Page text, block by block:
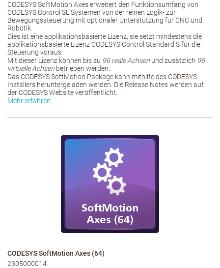
CODESYS SoftMotion Axes erweitert den Funktionsumfang von
CODESYS Control SL Systemen von der reinen Logik- zur
Bewegungssteuerung mit optionaler Unterstützung für CNC und
Robotik.
Dies ist eine applikationsbasierte Lizenz, sie setzt mindestens die
applikationsbasierte Lizenz CODESYS Control Standard S für die
Steuerung voraus.
Mit dieser Lizenz können bis zu 96 reale Achsen und zusätzlich 96
virtuelle Achsen betrieben werden.
Das CODESYS SoftMotion Package kann mithilfe des CODESYS
Installers heruntergeladen werden. Die Release Notes werden auf
der CODESYS Website veröffentlicht.
Mehr erfahren
CODESYS SoftMotion Axes (64)
2305000014